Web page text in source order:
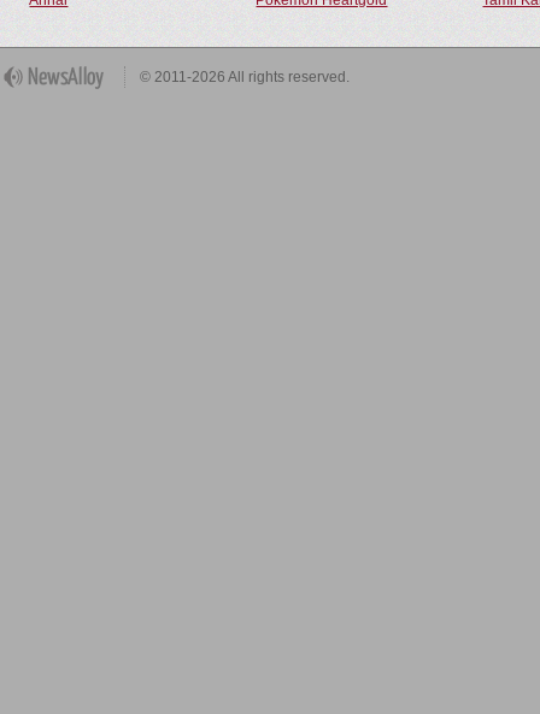
© 2011-2026 All rights reserved.